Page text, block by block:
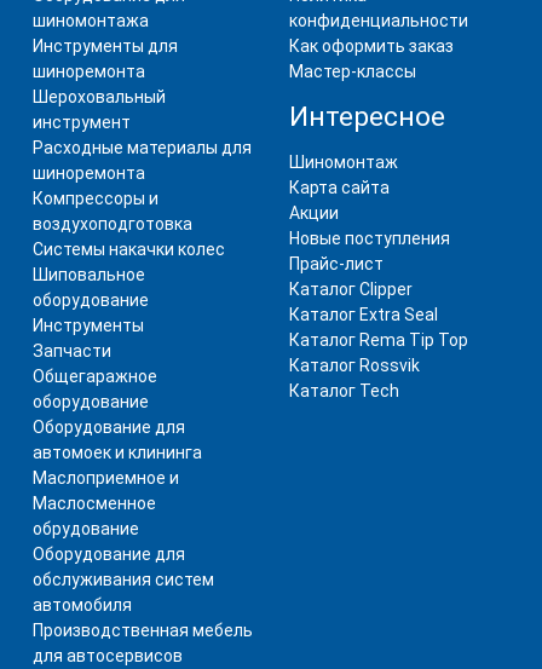
шиномонтажа
Инструменты для
шиноремонта
Шероховальный
инструмент
Расходные материалы для
шиноремонта
Компрессоры и
воздухоподготовка
Системы накачки колес
Шиповальное
оборудование
Инструменты
Запчасти
Общегаражное
оборудование
Оборудование для
автомоек и клининга
Маслоприемное и
Маслосменное
обрудование
Оборудование для
обслуживания систем
автомобиля
Производственная мебель
для автосервисов
конфиденциальности
Как оформить заказ
Мастер-классы
Интересное
Шиномонтаж
Карта сайта
Акции
Новые поступления
Прайс-лист
Каталог Clipper
Каталог Extra Seal
Каталог Rema Tip Top
Каталог Rossvik
Каталог Tech